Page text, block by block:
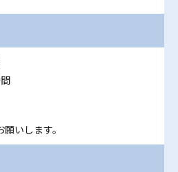
いします。